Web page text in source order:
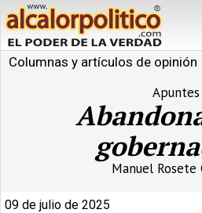
Columnas y artículos de opinión
Apuntes
Manuel Rosete
09 de julio de 2025